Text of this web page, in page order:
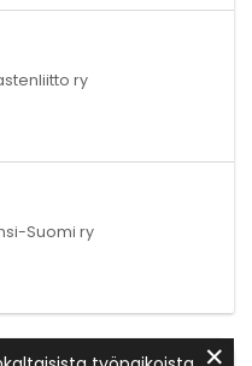
ry
Suomi ry
✕